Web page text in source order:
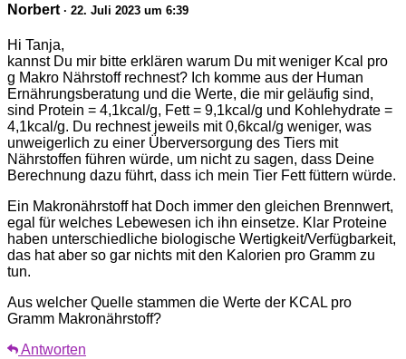
Norbert · 22. Juli 2023 um 6:39
Hi Tanja,
kannst Du mir bitte erklären warum Du mit weniger Kcal pro
g Makro Nährstoff rechnest? Ich komme aus der Human
Ernährungsberatung und die Werte, die mir geläufig sind,
sind Protein = 4,1kcal/g, Fett = 9,1kcal/g und Kohlehydrate =
4,1kcal/g. Du rechnest jeweils mit 0,6kcal/g weniger, was
unweigerlich zu einer Überversorgung des Tiers mit
Nährstoffen führen würde, um nicht zu sagen, dass Deine
Berechnung dazu führt, dass ich mein Tier Fett füttern würde.
Ein Makronährstoff hat Doch immer den gleichen Brennwert,
egal für welches Lebewesen ich ihn einsetze. Klar Proteine
haben unterschiedliche biologische Wertigkeit/Verfügbarkeit,
das hat aber so gar nichts mit den Kalorien pro Gramm zu
tun.
Aus welcher Quelle stammen die Werte der KCAL pro
Gramm Makronährstoff?
Antworten